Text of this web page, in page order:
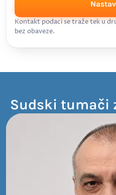
Kontakt podaci se traže tek u
bez obaveze.
Sudski tumači